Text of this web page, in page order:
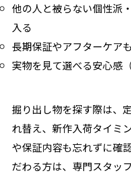
他の人と被らない個性派
入る
長期保証やアフターケア
実物を見て選べる安心感
掘り出し物を探す際は、
れ替え、新作入荷タイミ
や保証内容も忘れずに確
だわる方は、専門スタッ